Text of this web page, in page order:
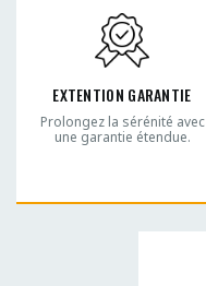
EXTENTION GARANTIE
Prolongez la sérénité avec
une garantie étendue.